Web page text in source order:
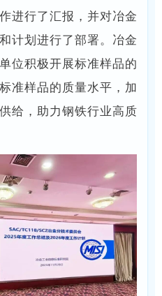
进行了汇报，并对冶金
计划进行了部署。冶金
位积极开展标准样品的
准样品的质量水平，加
给，助力钢铁行业高质